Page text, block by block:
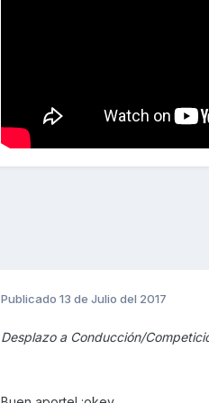
Publicado 13 de Julio del 2017
Desplazo a Conducción/